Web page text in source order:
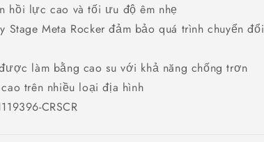
hồi lực cao và tối ưu độ êm nhẹ
Stage Meta Rocker đảm bảo quá trình chuyển đổi
làm bằng cao su với khả năng chống trơn
trên nhiều loại địa hình
CRSCR